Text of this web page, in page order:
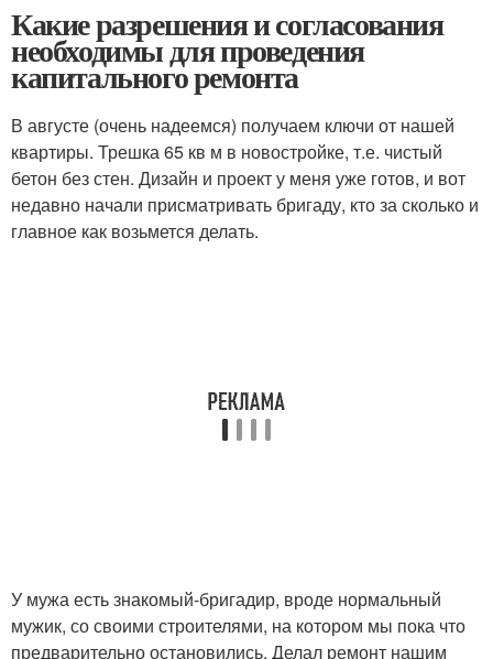
Какие разрешения и согласования
необходимы для проведения
капитального ремонта
В августе (очень надеемся) получаем ключи от нашей
квартиры. Трешка 65 кв м в новостройке, т.е. чистый
бетон без стен. Дизайн и проект у меня уже готов, и вот
недавно начали присматривать бригаду, кто за сколько и
главное как возьмется делать.
У мужа есть знакомый-бригадир, вроде нормальный
мужик, со своими строителями, на котором мы пока что
предварительно остановились. Делал ремонт нашим